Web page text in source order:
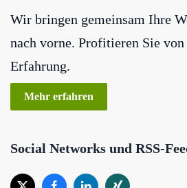
Wir bringen gemeinsam Ihre
nach vorne. Profitieren Sie
Erfahrung.
Mehr erfahren
Social Networks und RSS-